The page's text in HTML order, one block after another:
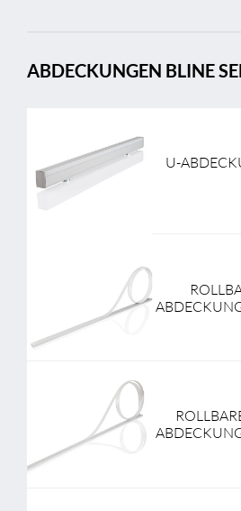
ABDECKUNGEN BLINE
U-